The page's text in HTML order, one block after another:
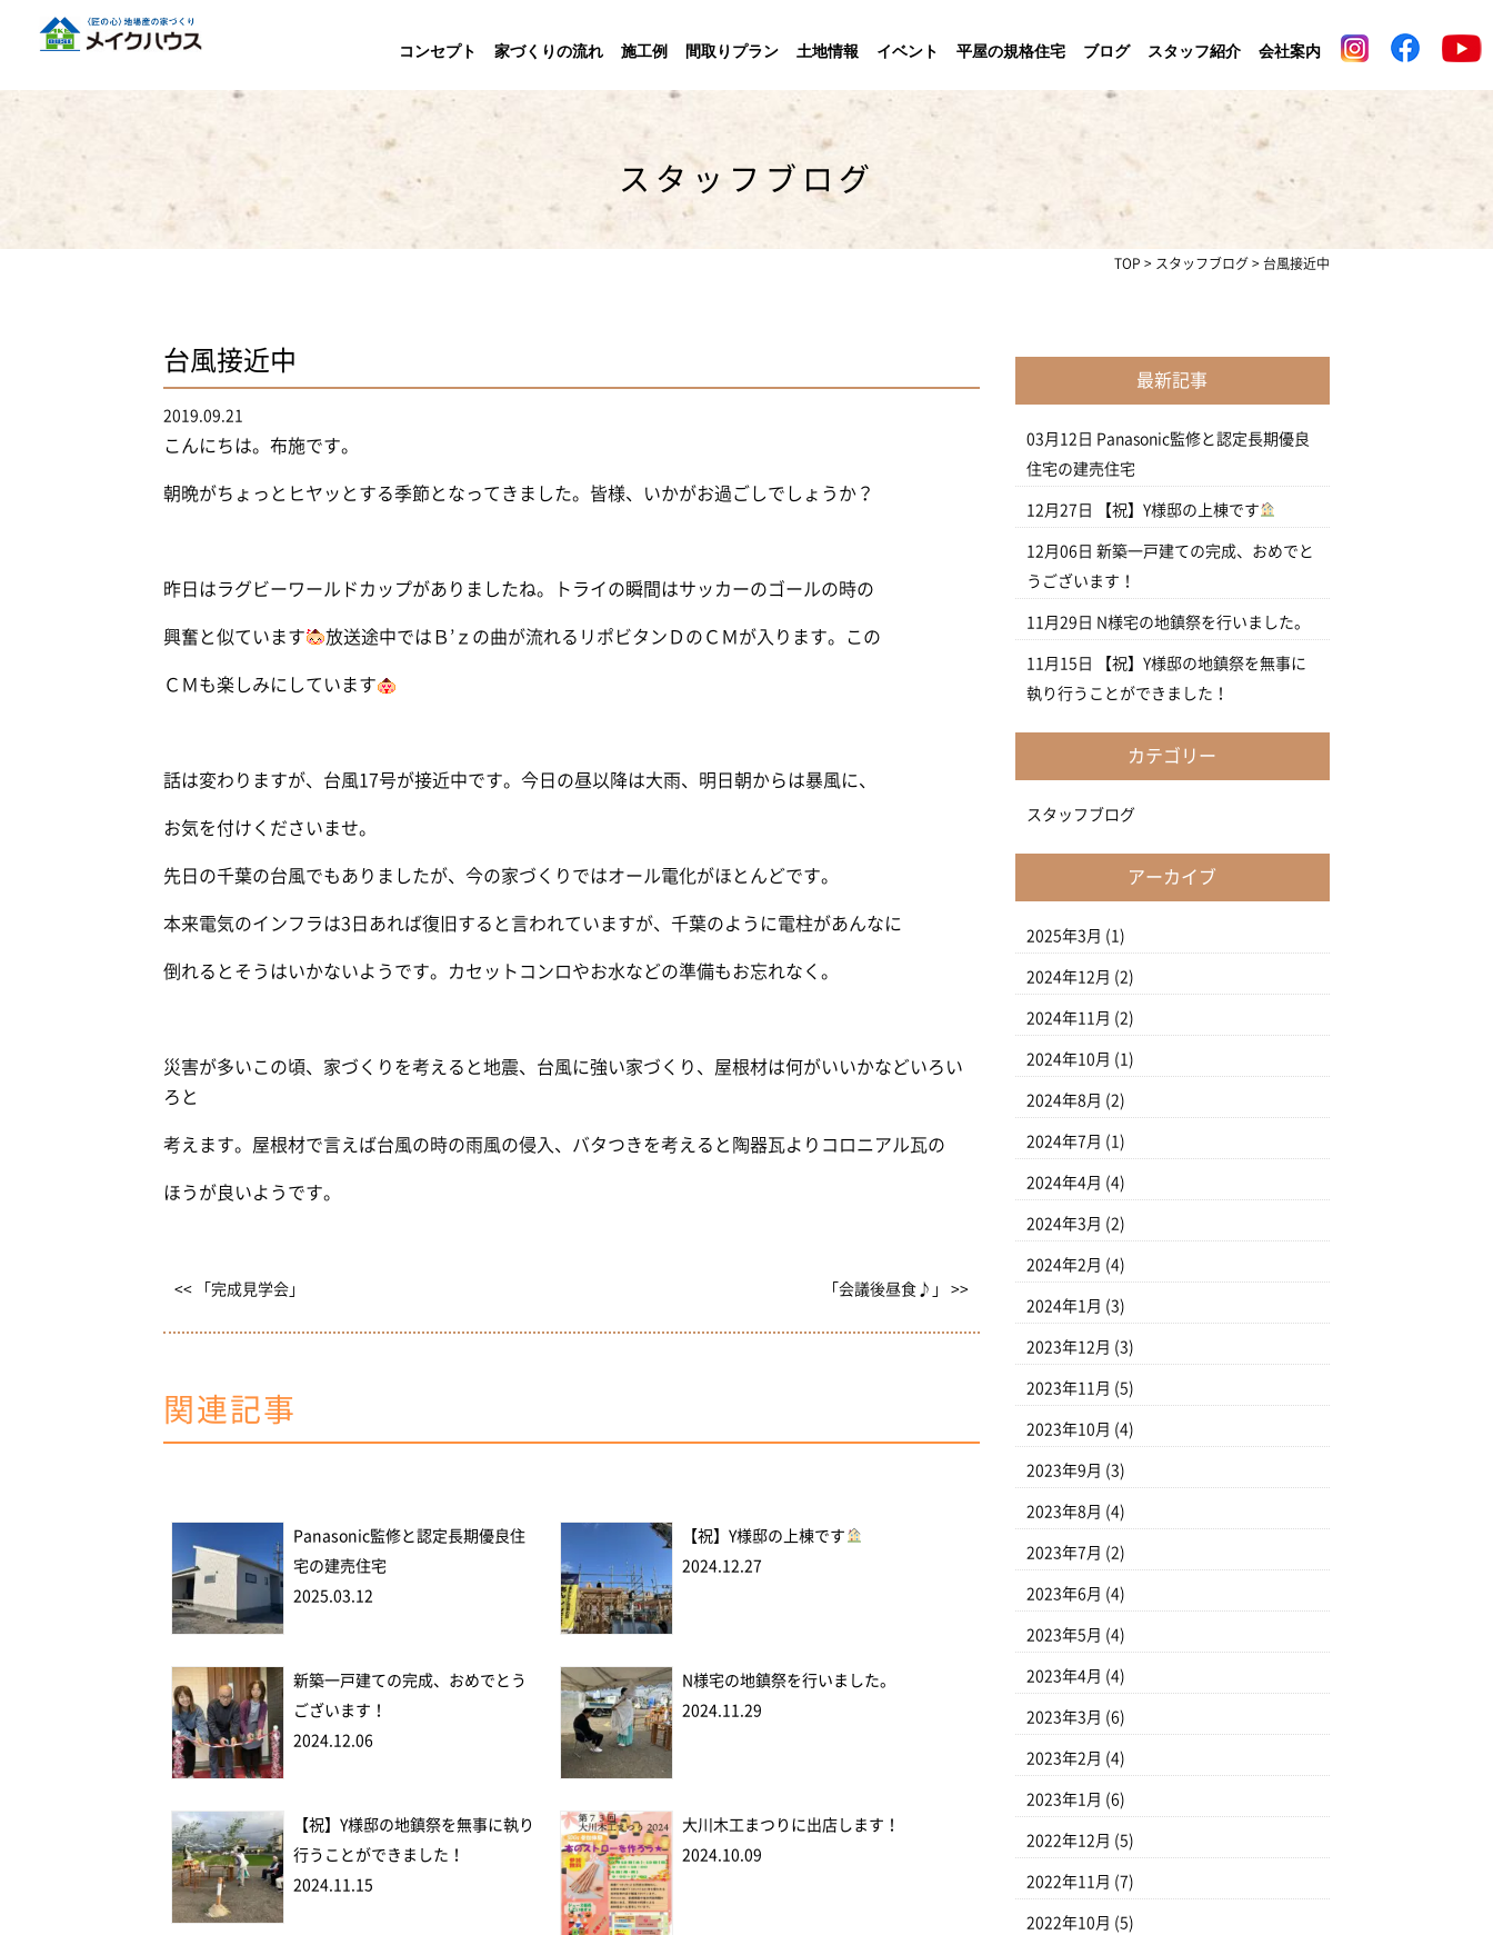
コンセプト 家づくりの流れ 施工例 間取りプラン 土地情報 イベント 平屋の規格住宅 ブログ スタッフ紹介 会社案内
スタッフブログ
TOP > スタッフブログ > 台風接近中
台風接近中
2019.09.21
こんにちは。布施です。
朝晩がちょっとヒヤッとする季節となってきました。皆様、いかがお過ごしでしょうか？
昨日はラグビーワールドカップがありましたね。トライの瞬間はサッカーのゴールの時の
興奮と似ています 放送途中ではＢ’ｚの曲が流れるリポビタンＤのＣＭが入ります。この
ＣＭも楽しみにしています
話は変わりますが、台風17号が接近中です。今日の昼以降は大雨、明日朝からは暴風に、
お気を付けくださいませ。
先日の千葉の台風でもありましたが、今の家づくりではオール電化がほとんどです。
本来電気のインフラは3日あれば復旧すると言われていますが、千葉のように電柱があんなに
倒れるとそうはいかないようです。カセットコンロやお水などの準備もお忘れなく。
災害が多いこの頃、家づくりを考えると地震、台風に強い家づくり、屋根材は何がいいかなどいろい
ろと
考えます。屋根材で言えば台風の時の雨風の侵入、バタつきを考えると陶器瓦よりコロニアル瓦の
ほうが良いようです。
<< 「完成見学会」 「会議後昼食♪」 >>
関連記事
Panasonic監修と認定長期優良住
宅の建売住宅
2025.03.12
【祝】Y様邸の上棟です
2024.12.27
新築一戸建ての完成、おめでとう
ございます！
2024.12.06
N様宅の地鎮祭を行いました。
2024.11.29
【祝】Y様邸の地鎮祭を無事に執り
行うことができました！
2024.11.15
大川木工まつりに出店します！
2024.10.09
最新記事
03月12日 Panasonic監修と認定長期優良
住宅の建売住宅
12月27日 【祝】Y様邸の上棟です
12月06日 新築一戸建ての完成、おめでと
うございます！
11月29日 N様宅の地鎮祭を行いました。
11月15日
【祝】Y様邸の地鎮祭を無事に
執り行うことができました！
カテゴリー
スタッフブログ
アーカイブ
2025年3月 (1)
2024年12月 (2)
2024年11月 (2)
2024年10月 (1)
2024年8月 (2)
2024年7月 (1)
2024年4月 (4)
2024年3月 (2)
2024年2月 (4)
2024年1月 (3)
2023年12月 (3)
2023年11月 (5)
2023年10月 (4)
2023年9月 (3)
2023年8月 (4)
2023年7月 (2)
2023年6月 (4)
2023年5月 (4)
2023年4月 (4)
2023年3月 (6)
2023年2月 (4)
2023年1月 (6)
2022年12月 (5)
2022年11月 (7)
2022年10月 (5)